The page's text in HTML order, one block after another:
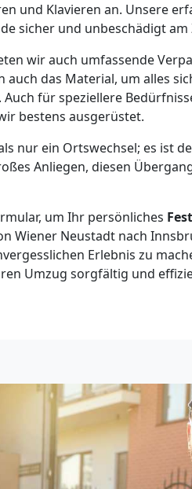
und Klavieren an. Unsere
sicher und unbeschädigt
wir auch umfassende
das Material, um alles
für speziellere
bestens ausgerüstet.
nur ein Ortswechsel; es ist
Anliegen, diesen
um Ihr persönliches
Wiener Neustadt nach
Erlebnis zu
Umzug sorgfältig und